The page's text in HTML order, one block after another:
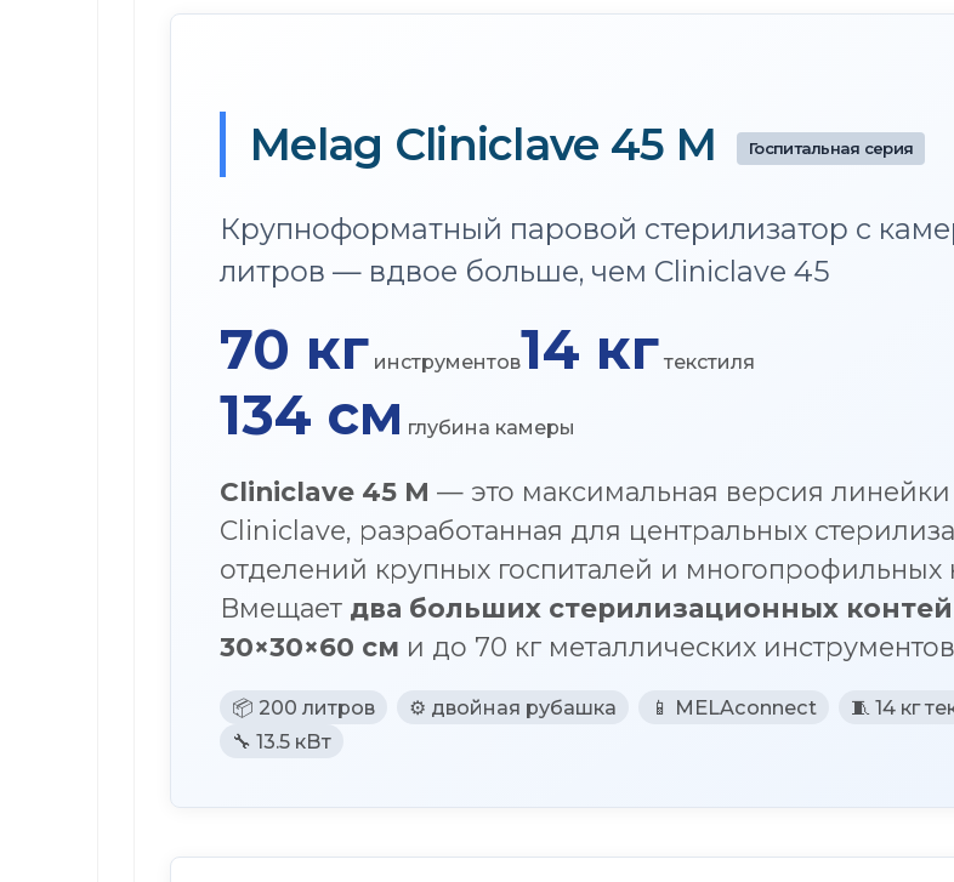
Melag Cliniclave 45 M Госпитальная серия
Крупноформатный паровой стерилизатор с
литров — вдвое больше, чем Cliniclave 45
70 кг инструментов14 кг текстиля
134 см глубина камеры
Cliniclave 45 M — это максимальная версия линейки
Cliniclave, разработанная для центральных
отделений крупных госпиталей и многопрофильных
Вмещает два больших стерилизационных
30×30×60 см и до 70 кг металлических
📦 200 литров ⚙️ двойная рубашка 📱 MELAconnect
🧵 14 кг
🔧 13.5 кВт